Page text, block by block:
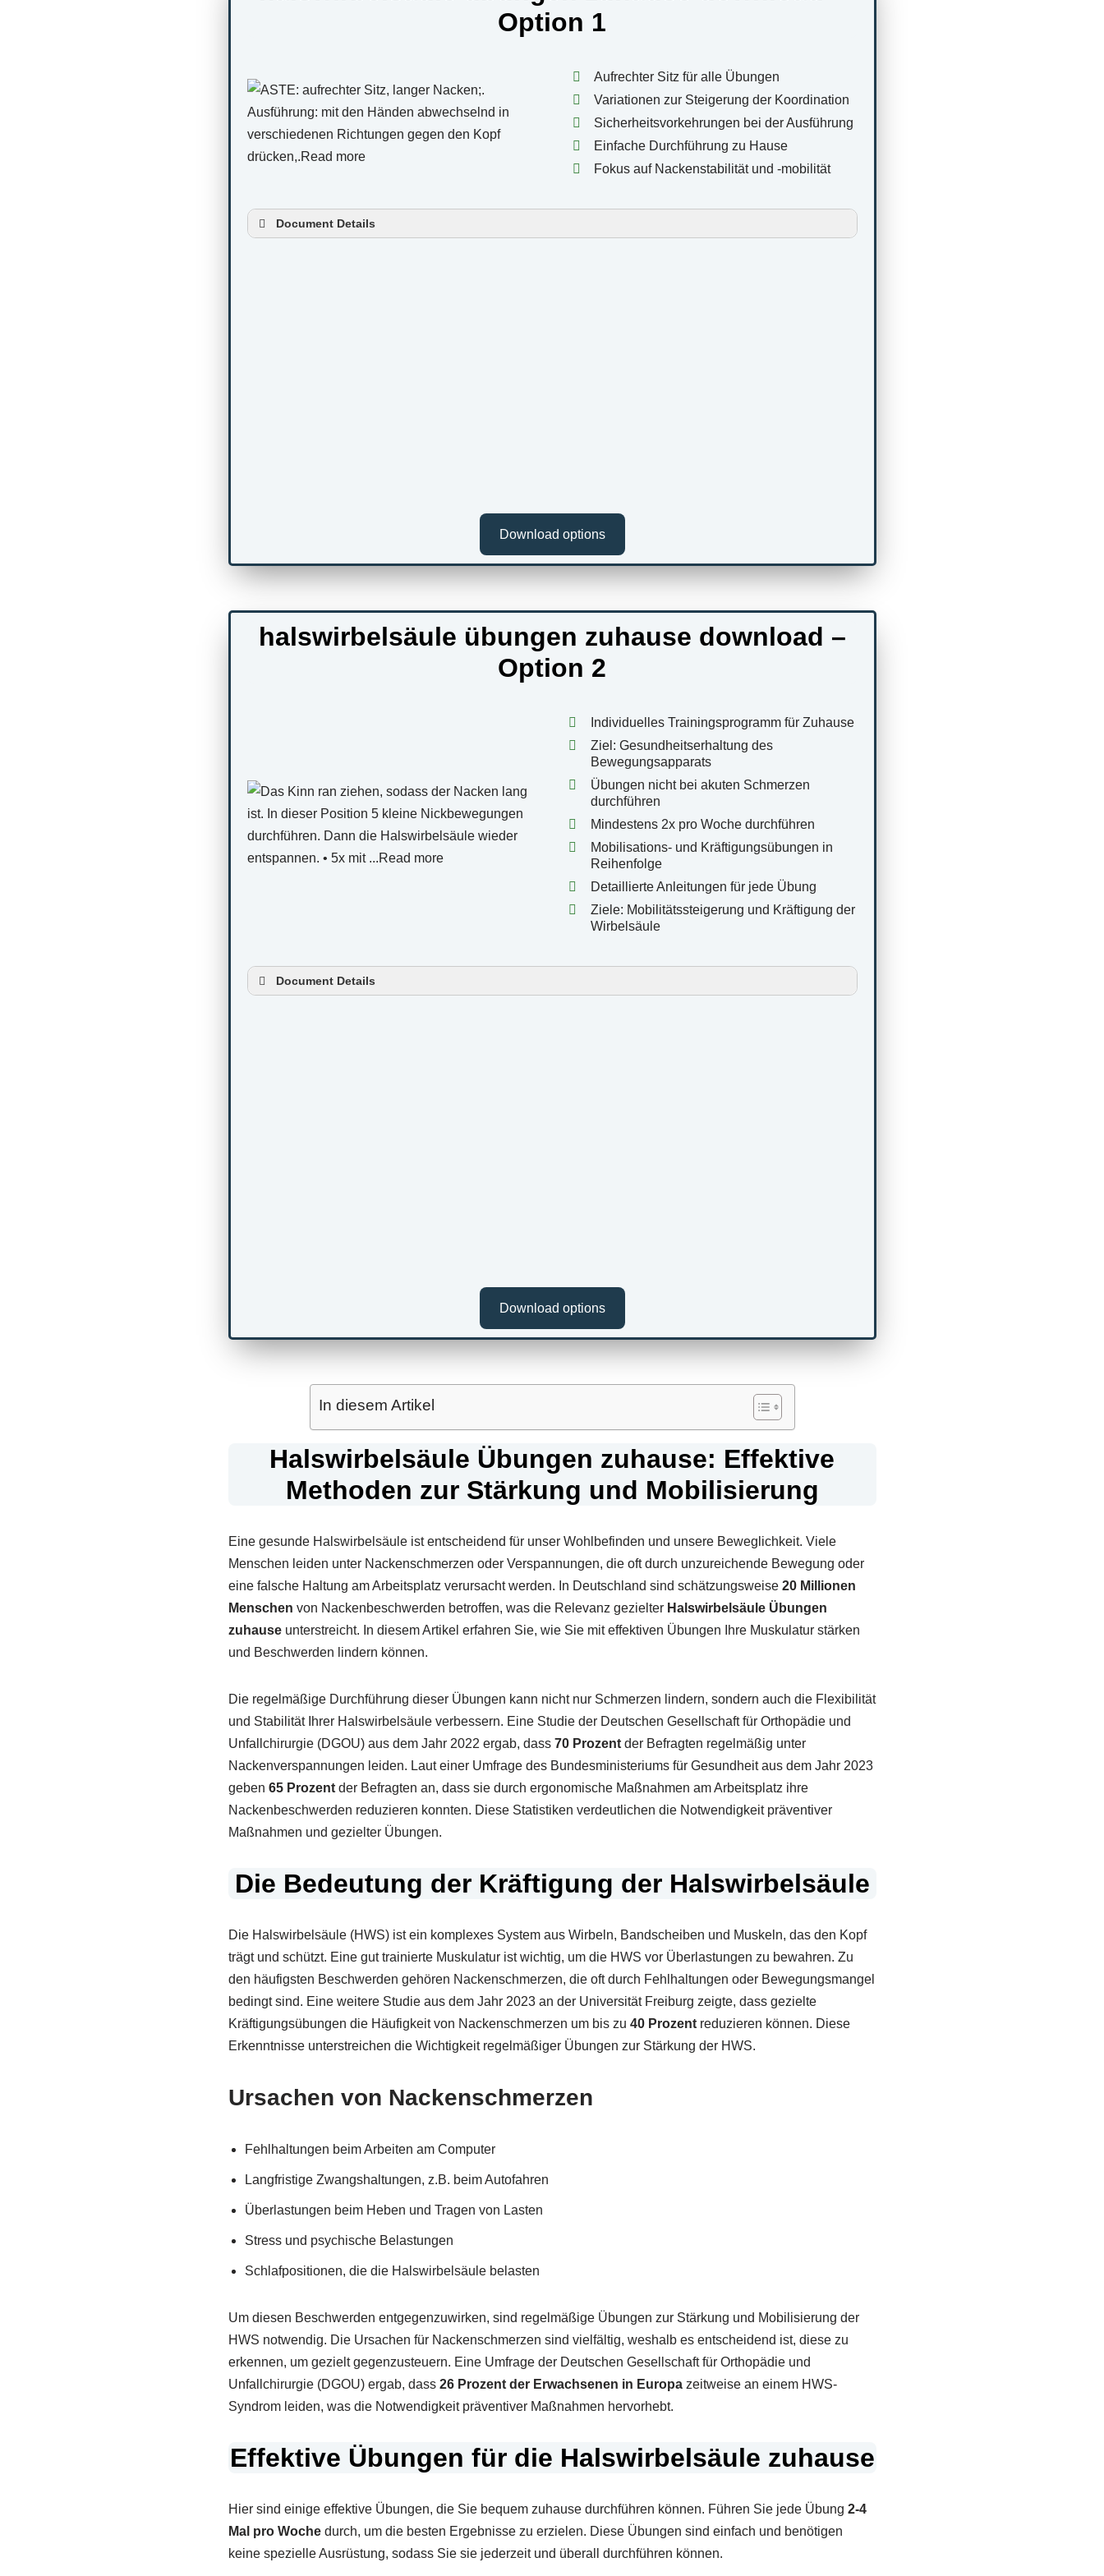
Option 1
Aufrechter Sitz für alle Übungen
Variationen zur Steigerung der Koordination
Sicherheitsvorkehrungen bei der Ausführung
Einfache Durchführung zu Hause
Fokus auf Nackenstabilität und -mobilität
Document Details
Download options
halswirbelsäule übungen zuhause download –
Option 2
Individuelles Trainingsprogramm für Zuhause
Ziel: Gesundheitserhaltung des
Bewegungsapparats
Übungen nicht bei akuten Schmerzen
durchführen
Mindestens 2x pro Woche durchführen
Mobilisations- und Kräftigungsübungen in
Reihenfolge
Detaillierte Anleitungen für jede Übung
Ziele: Mobilitätssteigerung und Kräftigung der
Wirbelsäule
Document Details
Download options
In diesem Artikel
Halswirbelsäule Übungen zuhause: Effektive
Methoden zur Stärkung und Mobilisierung
Eine gesunde Halswirbelsäule ist entscheidend für unser Wohlbefinden und unsere Beweglichkeit. Viele
Menschen leiden unter Nackenschmerzen oder Verspannungen, die oft durch unzureichende Bewegung oder
eine falsche Haltung am Arbeitsplatz verursacht werden. In Deutschland sind schätzungsweise 20 Millionen
Menschen von Nackenbeschwerden betroffen, was die Relevanz gezielter Halswirbelsäule Übungen
zuhauseunterstreicht. In diesem Artikel erfahren Sie, wie Sie mit effektiven Übungen Ihre Muskulatur stärken
und Beschwerden lindern können.
Die regelmäßige Durchführung dieser Übungen kann nicht nur Schmerzen lindern, sondern auch die Flexibilität
und Stabilität Ihrer Halswirbelsäule verbessern. Eine Studie der Deutschen Gesellschaft für Orthopädie und
Unfallchirurgie (DGOU) aus dem Jahr 2022 ergab, dass 70 Prozentder Befragten regelmäßig unter
Nackenverspannungen leiden. Laut einer Umfrage des Bundesministeriums für Gesundheit aus dem Jahr 2023
geben 65 Prozentder Befragten an, dass sie durch ergonomische Maßnahmen am Arbeitsplatz ihre
Nackenbeschwerden reduzieren konnten. Diese Statistiken verdeutlichen die Notwendigkeit präventiver
Maßnahmen und gezielter Übungen.
Die Bedeutung der Kräftigung der Halswirbelsäule
Die Halswirbelsäule (HWS) ist ein komplexes System aus Wirbeln, Bandscheiben und Muskeln, das den Kopf
trägt und schützt. Eine gut trainierte Muskulatur ist wichtig, um die HWS vor Überlastungen zu bewahren. Zu
den häufigsten Beschwerden gehören Nackenschmerzen, die oft durch Fehlhaltungen oder Bewegungsmangel
bedingt sind. Eine weitere Studie aus dem Jahr 2023 an der Universität Freiburg zeigte, dass gezielte
Kräftigungsübungen die Häufigkeit von Nackenschmerzen um bis zu 40 Prozentreduzieren können. Diese
Erkenntnisse unterstreichen die Wichtigkeit regelmäßiger Übungen zur Stärkung der HWS.
Ursachen von Nackenschmerzen
Fehlhaltungen beim Arbeiten am Computer
Langfristige Zwangshaltungen, z.B. beim Autofahren
Überlastungen beim Heben und Tragen von Lasten
Stress und psychische Belastungen
Schlafpositionen, die die Halswirbelsäule belasten
Um diesen Beschwerden entgegenzuwirken, sind regelmäßige Übungen zur Stärkung und Mobilisierung der
HWS notwendig. Die Ursachen für Nackenschmerzen sind vielfältig, weshalb es entscheidend ist, diese zu
erkennen, um gezielt gegenzusteuern. Eine Umfrage der Deutschen Gesellschaft für Orthopädie und
Unfallchirurgie (DGOU) ergab, dass 26 Prozent der Erwachsenen in Europazeitweise an einem HWS-
Syndrom leiden, was die Notwendigkeit präventiver Maßnahmen hervorhebt.
Effektive Übungen für die Halswirbelsäule zuhause
Hier sind einige effektive Übungen, die Sie bequem zuhause durchführen können. Führen Sie jede Übung 2-4
Mal pro Wochedurch, um die besten Ergebnisse zu erzielen. Diese Übungen sind einfach und benötigen
keine spezielle Ausrüstung, sodass Sie sie jederzeit und überall durchführen können.